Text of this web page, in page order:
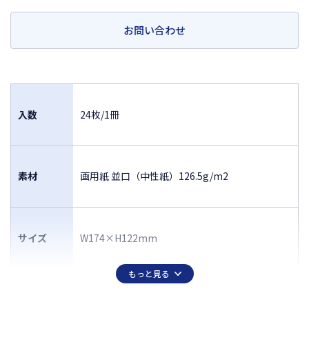
お問い合わせ
入数 24枚/1冊
素材 画用紙 並口（中性紙）126.5g/m2
サイズ W174×H122mm
もっと見る